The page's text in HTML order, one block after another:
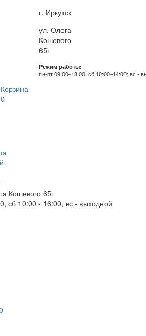
г. Иркутск
ул. Олега
Кошевого
65г
Режим работы:
пн-пт 09:00–18:00; сб 10:00–14:00; вс -
Корзина
0
Кошевого 65г
сб 10:00 - 16:00, вс - выходной